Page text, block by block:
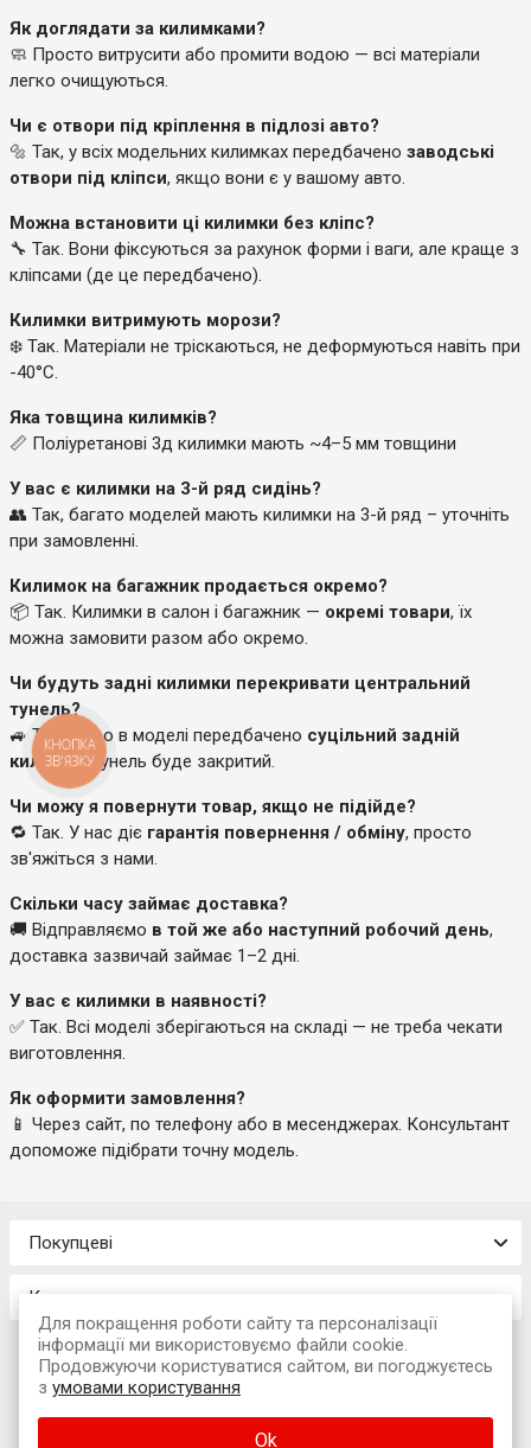
Як доглядати за килимками?
🧼 Просто витрусити або промити водою — всі матеріали
легко очищуються.
Чи є отвори під кріплення в підлозі авто?
🔩 Так, у всіх модельних килимках передбачено заводські
отвори під кліпси, якщо вони є у вашому авто.
Можна встановити ці килимки без кліпс?
🔧 Так. Вони фіксуються за рахунок форми і ваги, але краще з
кліпсами (де це передбачено).
Килимки витримують морози?
❄️ Так. Матеріали не тріскаються, не деформуються навіть при
-40°C.
Яка товщина килимків?
📏 Поліуретанові 3д килимки мають ~4–5 мм товщини
У вас є килимки на 3-й ряд сидінь?
👥 Так, багато моделей мають килимки на 3-й ряд – уточніть
при замовленні.
Килимок на багажник продається окремо?
📦 Так. Килимки в салон і багажник — окремі товари, їх
можна замовити разом або окремо.
Чи будуть задні килимки перекривати центральний
тунель?
🚙 Так, якщо в моделі передбачено суцільний задній
килимок, тунель буде закритий.
Чи можу я повернути товар, якщо не підійде?
🔁 Так. У нас діє гарантія повернення / обміну, просто
зв'яжіться з нами.
Скільки часу займає доставка?
🚚 Відправляємо в той же або наступний робочий день,
доставка зазвичай займає 1–2 дні.
У вас є килимки в наявності?
✅ Так. Всі моделі зберігаються на складі — не треба чекати
виготовлення.
Як оформити замовлення?
📱 Через сайт, по телефону або в месенджерах. Консультант
допоможе підібрати точну модель.
Покупцеві
Контакти
© 2026 Інтернет-магазин «Avtokompleks»
Для покращення роботи сайту та персоналізації
інформації ми використовуємо файли cookie.
Продовжуючи користуватися сайтом, ви погоджуєтесь
з умовами користування
Ok
КНОПКА
ЗВ'ЯЗКУ